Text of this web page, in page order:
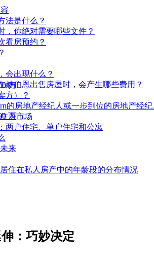
万
万
法是什么？
，你绝对需要哪些文件？
看房预约？
会出现什么？
赫伯恩出售房屋时，会产生哪些费用？
方）？
的房地产经纪人或一步到位的房地产经纪
房市场
两户住宅、单户住宅和公寓
来
住在私人房产中的年龄段的分布情况
：巧妙决定